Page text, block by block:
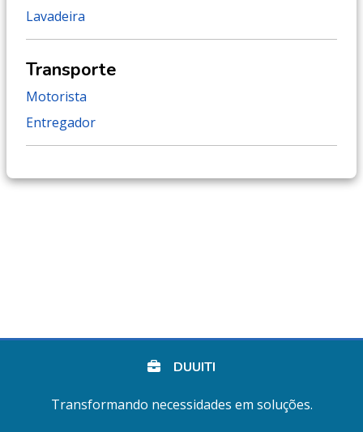
Lavadeira
Transporte
Motorista
Entregador
DUUITI
Transformando necessidades em soluções.